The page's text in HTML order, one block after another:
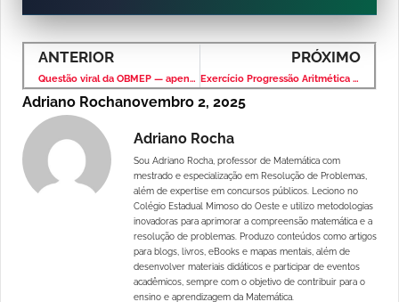
ANTERIOR
Questão viral da OBMEP — apenas 10% dos alunos acertaram!
PRÓXIMO
Exercício Progressão Aritmética (PA)
Adriano Rochanovembro 2, 2025
Adriano Rocha
Sou Adriano Rocha, professor de Matemática com
mestrado e especialização em Resolução de Problemas,
além de expertise em concursos públicos. Leciono no
Colégio Estadual Mimoso do Oeste e utilizo metodologias
inovadoras para aprimorar a compreensão matemática e a
resolução de problemas. Produzo conteúdos como artigos
para blogs, livros, eBooks e mapas mentais, além de
desenvolver materiais didáticos e participar de eventos
acadêmicos, sempre com o objetivo de contribuir para o
ensino e aprendizagem da Matemática.